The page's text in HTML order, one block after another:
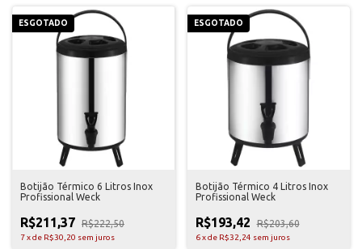
ESGOTADO
Botijão Térmico 6 Litros Inox
Profissional Weck
R$211,37 R$222,50
7xde R$30,20 sem juros
ESGOTADO
Botijão Térmico 4 Litros Inox
Profissional Weck
R$193,42 R$203,60
6 xde R$32,24 sem juros